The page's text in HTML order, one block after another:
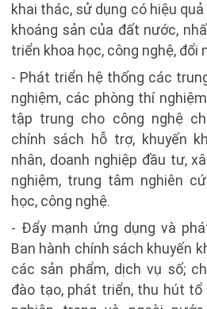
khai thác, sử dụng có hiệu
khoáng sản của đất nước,
triển khoa học, công nghệ, đổi
- Phát triển hệ thống các
nghiệm, các phòng thí
tập trung cho công nghệ
chính sách hỗ trợ, khuyến
nhân, doanh nghiệp đầu tư,
nghiệm, trung tâm nghiên
học, công nghệ.
- Đẩy mạnh ứng dụng và
Ban hành chính sách khuyến
các sản phẩm, dịch vụ số;
đào tạo, phát triển, thu hút tổ